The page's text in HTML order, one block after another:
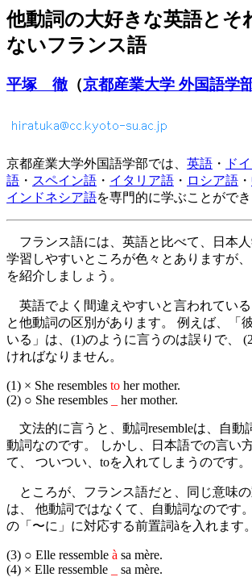
他動詞の大好きな英語とそ
ないフランス語
平塚 徹 （京都産業大学 外国語学
京都産業大学外国語学部では、 英語 ・ ド
語 ・ スペイン語 ・ イタリア語 ・ ロシア語 ・
インドネシア語を専門的に学ぶことができ
フランス語には、英語と比べて、日本人
学習しやすいところが色々とありますが
を紹介しましょう。
英語でよく間違えやすいと言われてい
と他動詞の区別があります。 例えば、「
いる」は、(1)のように言うのは誤りで、
ければなりません。
(1) × She resembles to her mother.
(2) ○ She resembles
her mother.
文法的に言うと、動詞resembleは、自動
動詞なのです。 しかし、日本語での言い
て、 ついつい、toを入れてしまうのです。
ところが、フランス語だと、同じ意味の
は、 他動詞ではなくて、自動詞なのです
の「〜に」に対応する前置詞àを入れます。
(3) ○ Elle ressemble à sa mère.
(4) × Elle ressemble
sa mère.